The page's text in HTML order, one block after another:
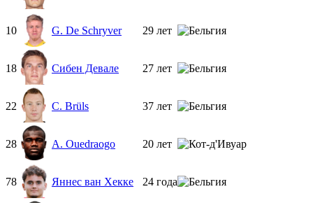
10 G. De Schryver 29 лет
18 Сибен Девале 27 лет
22 C. Brüls 37 лет
28 A. Ouedraogo 20 лет
78 Яннес ван Хекке 24 года